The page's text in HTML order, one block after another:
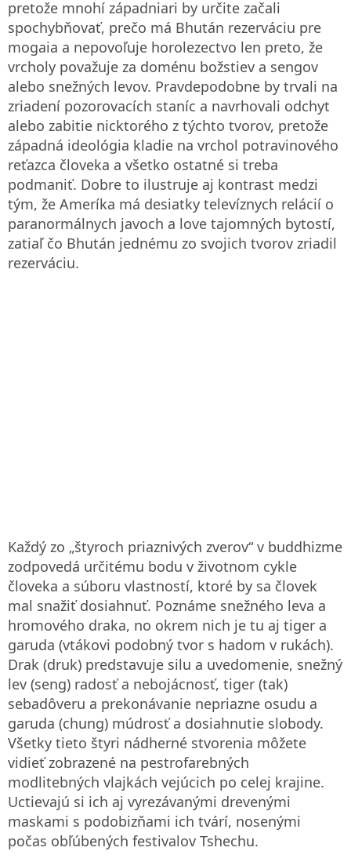
pretože mnohí západniari by určite začali
spochybňovať, prečo má Bhután rezerváciu pre
mogaia a nepovoľuje horolezectvo len preto, že
vrcholy považuje za doménu božstiev a sengov
alebo snežných levov. Pravdepodobne by trvali na
zriadení pozorovacích staníc a navrhovali odchyt
alebo zabitie nicktorého z týchto tvorov, pretože
západná ideológia kladie na vrchol potravinového
reťazca človeka a všetko ostatné si treba
podmaniť. Dobre to ilustruje aj kontrast medzi
tým, že Ameríka má desiatky televíznych relácií o
paranormálnych javoch a love tajomných bytostí,
zatiaľ čo Bhután jednému zo svojich tvorov zriadil
rezerváciu.
Každý zo „štyroch priaznivých zverov“ v buddhizme
zodpovedá určitému bodu v životnom cykle
človeka a súboru vlastností, ktoré by sa človek
mal snažiť dosiahnuť. Poznáme snežného leva a
hromového draka, no okrem nich je tu aj tiger a
garuda (vtákovi podobný tvor s hadom v rukách).
Drak (druk) predstavuje silu a uvedomenie, snežný
lev (seng) radosť a nebojácnosť, tiger (tak)
sebadôveru a prekonávanie nepriazne osudu a
garuda (chung) múdrosť a dosiahnutie slobody.
Všetky tieto štyri nádherné stvorenia môžete
vidieť zobrazené na pestrofarebných
modlitebných vlajkách vejúcich po celej krajine.
Uctievajú si ich aj vyrezávanými drevenými
maskami s podobizňami ich tvárí, nosenými
počas obľúbených festivalov Tshechu.